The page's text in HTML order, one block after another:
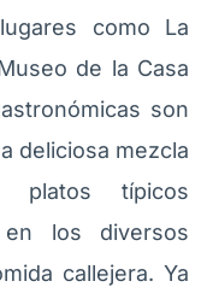
como La
de la Casa
son
deliciosa mezcla
platos típicos
en los diversos
callejera. Ya